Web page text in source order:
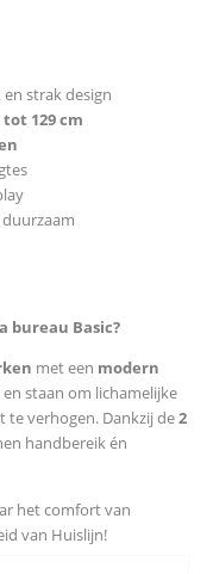
strak design
tot 129 cm
bureau Basic?
met een modern
staan om lichamelijke
verhogen. Dankzij de2
handbereik én
het comfort van
van Huislijn!